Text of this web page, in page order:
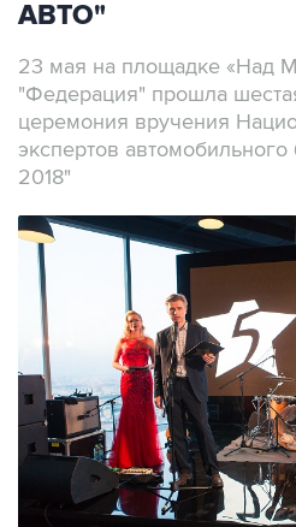
АВТО"
23 мая на площадке «Над
"Федерация" прошла
церемония вручения
экспертов
2018"